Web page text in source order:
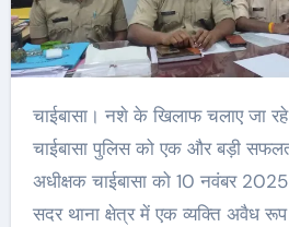
चाईबासा। नशे के खिलाफ चलाए जा रहे अभियान के तहत
चाईबासा पुलिस को एक और बड़ी
अधीक्षक चाईबासा को 10 नवंबर
सदर थाना क्षेत्र में एक व्यक्ति अवैध